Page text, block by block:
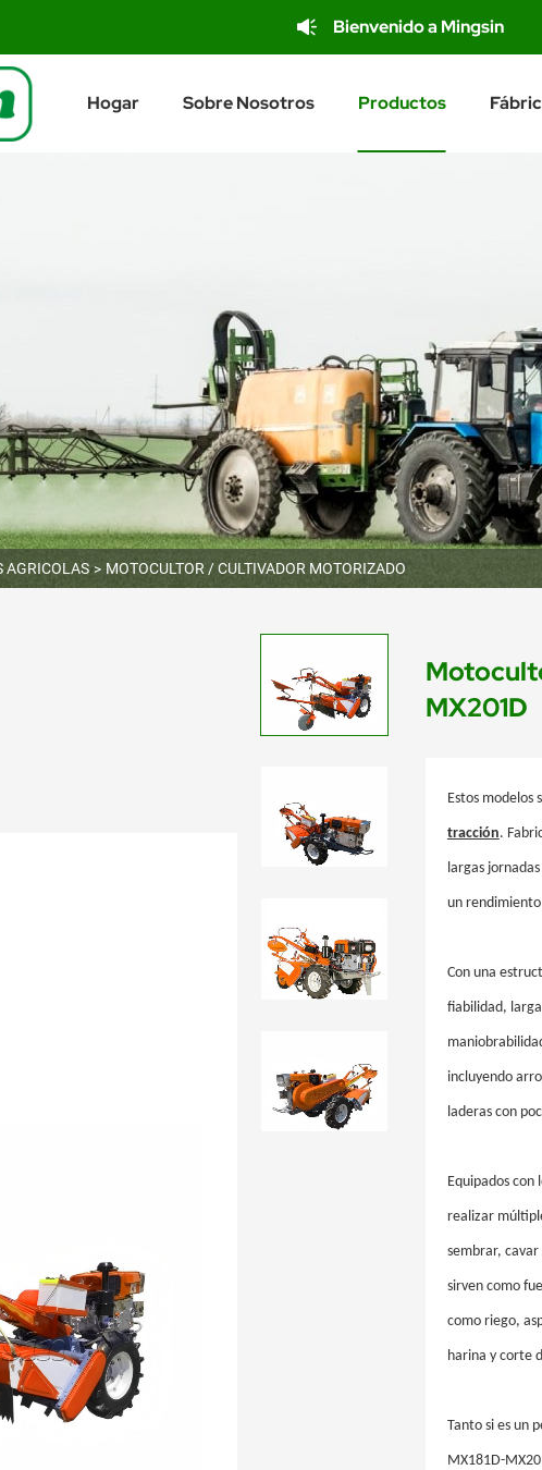
Bienvenido a Mingsin
Hogar Sobre Nosotros Productos
AGRICOLAS MOTOCULTOR / CULTIVADOR MOTORIZADO
MX201D
Estos modelos
tracción.
largas
un rendimiento
Con una
fiabilidad,
incluyendo
laderas con
Equipados con
realizar
sembrar,
sirven como
como riego,
harina y corte
Tanto si es un
MX181D-